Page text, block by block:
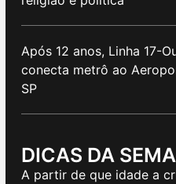
Após 12 anos, Linha 17-
conecta metrô ao
SP
DICAS DA
A partir de que idade a